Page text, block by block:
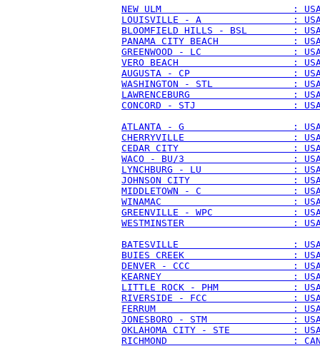
NEW ULM                       :
LOUISVILLE - A                :
BLOOMFIELD HILLS - BSL        :
PANAMA CITY BEACH             :
GREENWOOD - LC                :
VERO BEACH                    :
AUGUSTA - CP                  :
WASHINGTON - STL              :
LAWRENCEBURG                  :
CONCORD - STJ                 :
ATLANTA - G                   :
CHERRYVILLE                   :
CEDAR CITY                    :
WACO - BU/3                   :
LYNCHBURG - LU                :
JOHNSON CITY                  :
MIDDLETOWN - C                :
WINAMAC                       :
GREENVILLE - WPC              :
WESTMINSTER                   :
BATESVILLE                    :
BUIES CREEK                   :
DENVER - CCC                  :
KEARNEY                       :
LITTLE ROCK - PHM             :
RIVERSIDE - FCC               :
FERRUM                        :
JONESBORO - STM               :
OKLAHOMA CITY - STE           :
RICHMOND                      :